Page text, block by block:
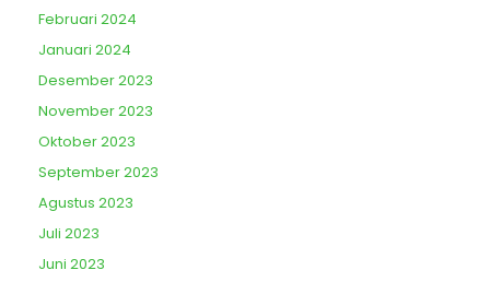
Februari 2024
Januari 2024
Desember 2023
November 2023
Oktober 2023
September 2023
Agustus 2023
Juli 2023
Juni 2023